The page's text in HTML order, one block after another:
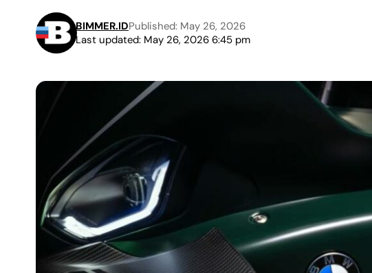
Last updated: May 26, 2026 6:45 pm
BIMMER.IDPublished: May 26, 2026